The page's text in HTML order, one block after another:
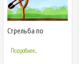
Стрельба по
Подробнее...